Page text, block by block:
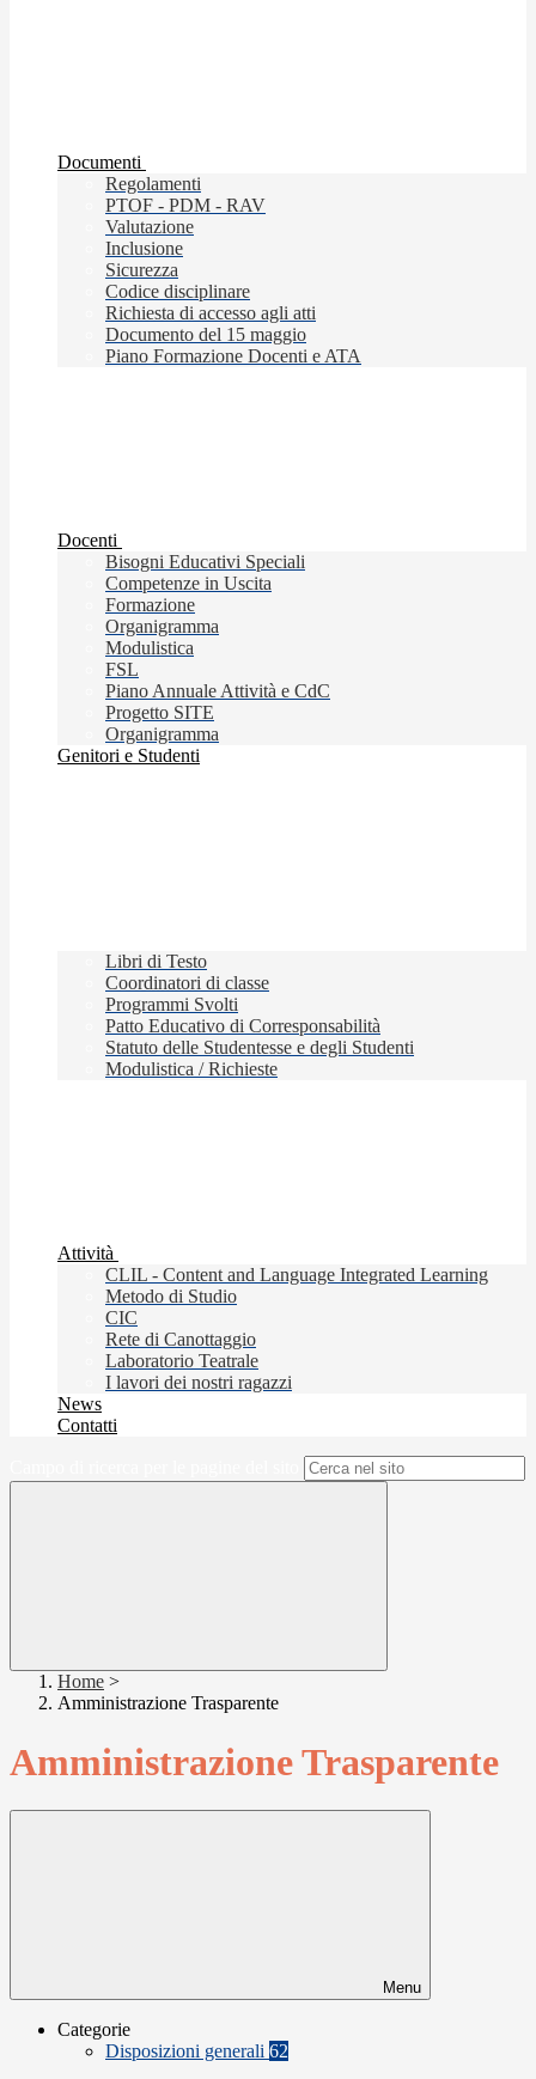
Documenti
Regolamenti
PTOF - PDM - RAV
Valutazione
Inclusione
Sicurezza
Codice disciplinare
Richiesta di accesso agli atti
Documento del 15 maggio
Piano Formazione Docenti e ATA
Docenti
Bisogni Educativi Speciali
Competenze in Uscita
Formazione
Organigramma
Modulistica
FSL
Piano Annuale Attività e CdC
Progetto SITE
Organigramma
Genitori e Studenti
Libri di Testo
Coordinatori di classe
Programmi Svolti
Patto Educativo di Corresponsabilità
Statuto delle Studentesse e degli Studenti
Modulistica / Richieste
Attività
CLIL - Content and Language Integrated Learning
Metodo di Studio
CIC
Rete di Canottaggio
Laboratorio Teatrale
I lavori dei nostri ragazzi
News
Contatti
Home >
Amministrazione Trasparente
Amministrazione Trasparente
Menu
Categorie
Disposizioni generali 62